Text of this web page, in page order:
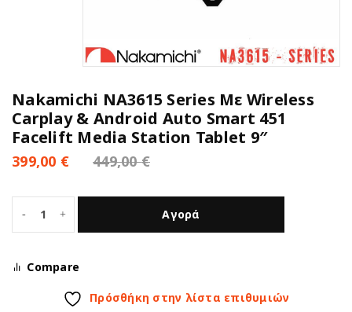
Nakamichi NA3615 Series Με Wireless
Carplay & Android Auto Smart 451
Facelift Media Station Tablet 9″
449,00€
399,00 €
Αγορά
Compare
Πρόσθήκη στην λίστα επιθυμιών